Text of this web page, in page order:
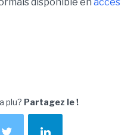
plu? Partagez le !